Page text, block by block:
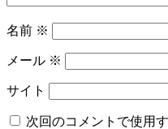
名前 ※
メール ※
サイト
次回のコメントで使用